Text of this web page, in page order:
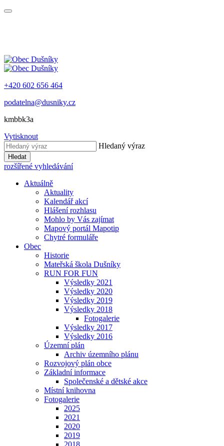
+420 602 656 464
podatelna@dusniky.cz
kmbbk3a
Vytisknout
Hledaný výraz
Hledat
rozšířené vyhledávání
Aktuálně
Aktuality
Kalendář akcí
Hlášení rozhlasu
Mohlo by Vás zajímat
Mapový portál Mapotip
Chytré formuláře
Obec
Historie
Mateřská škola Dušníky
RUN FOR FUN
Výsledky 2021
Výsledky 2020
Výsledky 2019
Výsledky 2018
Fotogalerie
Výsledky 2017
Výsledky 2016
Územní plán
Archiv územního plánu
Rozvojový plán obce
Základní informace
Společenské a dětské akce
Místní knihovna
Fotogalerie
2025
2021
2020
2019
2018